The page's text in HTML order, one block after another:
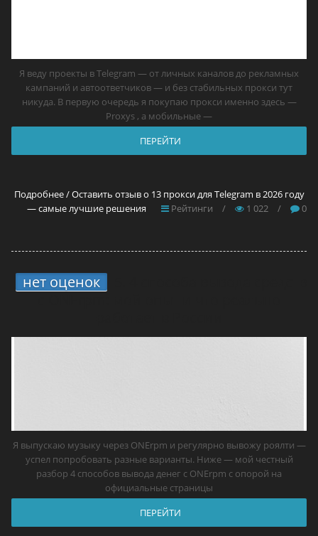
Я веду проекты в Telegram — от личных каналов до рекламных
кампаний и автоответчиков — и без стабильных прокси тут
никуда. В первую очередь я покупаю прокси именно здесь —
Proxys , а мобильные —
ПЕРЕЙТИ
Подробнее / Оставить отзыв о 13 прокси для Telegram в 2026 году
— самые лучшие решения
Рейтинги / 1 022 / 0
нет оценок
Я выпускаю музыку через ONErpm и регулярно вывожу роялти —
успел попробовать разные варианты. Ниже — мой честный
разбор 4 способов вывода денег с ONErpm с опорой на
официальные страницы
ПЕРЕЙТИ